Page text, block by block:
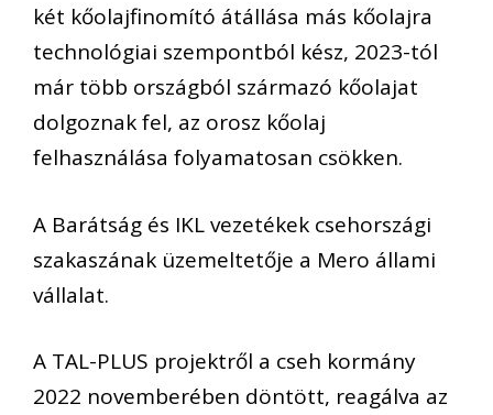
két kőolajfinomító átállása más kőolajra
technológiai szempontból kész, 2023-tól
már több országból származó kőolajat
dolgoznak fel, az orosz kőolaj
felhasználása folyamatosan csökken.
A Barátság és IKL vezetékek csehországi
szakaszának üzemeltetője a Mero állami
vállalat.
A TAL-PLUS projektről a cseh kormány
2022 novemberében döntött, reagálva az